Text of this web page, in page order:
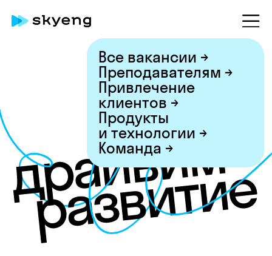
Все вакансии →
Преподавателям →
Привлечение
клиентов →
Продукты
и технологии →
Команда →